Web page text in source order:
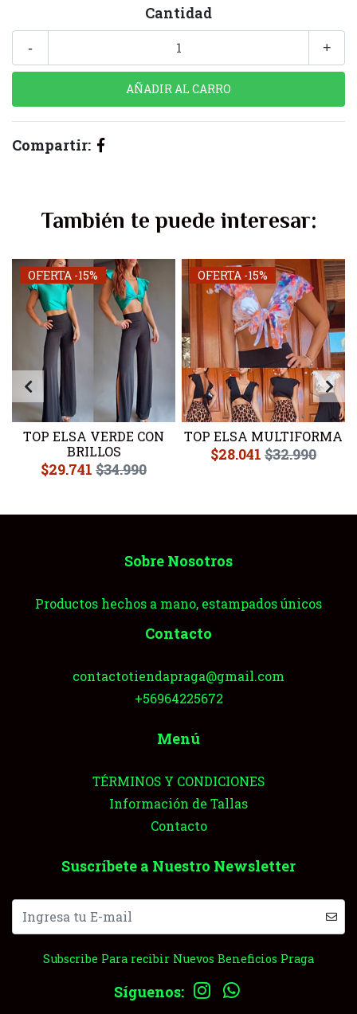
Cantidad
+
-
Compartir:
También te puede interesar:
OFERTA -15%
TOP ELSA VERDE CON
BRILLOS
$29.741 $34.990
OFERTA -15%
TOP ELSA MULTIFORMA
$28.041 $32.990
Sobre Nosotros
Productos hechos a mano, estampados únicos
Contacto
contactotiendapraga@gmail.com
+56964225672
Menú
TÉRMINOS Y CONDICIONES
Información de Tallas
Contacto
Suscríbete a Nuestro Newsletter
Subscribe Para recibir Nuevos Beneficios Praga
Síguenos: